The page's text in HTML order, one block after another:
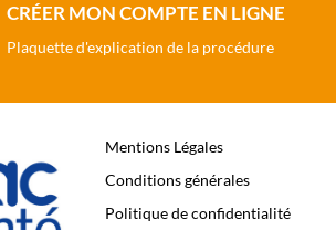
CRÉER MON COMPTE EN LIGNE
Plaquette d'explication de la procédure
Mentions Légales
Conditions générales
Politique de confidentialité